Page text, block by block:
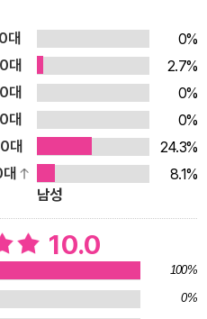
사랑과 희망에 이른다”며 추천
되어 책 속 문장을 자신의 SNS
받은 산문집이었다. 하지만 발
형식에 담은 소품이라 자신의
부족했다고 여기고, 다음 산문
하는 시절이지만, 이번 산문집
히 보여주는 묵직한 작품이다.
대
0%
대
2.7%
대
0%
대
0%
대
24.3%
8.1%
남성
10.0
100%
0%